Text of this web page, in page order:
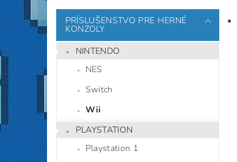
PRÍSLUŠENSTVO PRE HERNÉ
KONZOLY
NINTENDO
NES
Switch
Wii
PLAYSTATION
Playstation 1